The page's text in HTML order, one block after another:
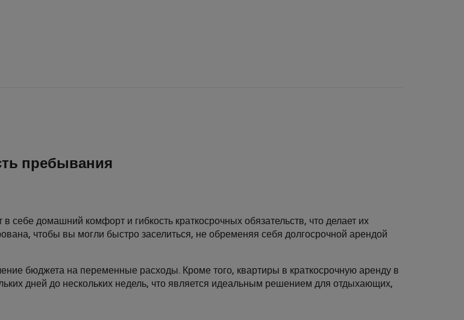
пребывания
себе домашний комфорт и гибкость краткосрочных обязательств, что делает их
чтобы вы могли быстро заселиться, не обременяя себя долгосрочной арендой
бюджета на переменные расходы. Кроме того, квартиры в краткосрочную аренду в
дней до нескольких недель, что является идеальным решением для отдыхающих,